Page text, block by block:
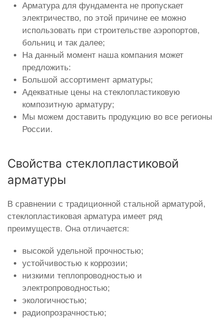
Арматура для фундамента не пропускает
электричество, по этой причине ее можно
использовать при строительстве аэропортов,
больниц и так далее;
На данный момент наша компания может
предложить:
Большой ассортимент арматуры;
Адекватные цены на стеклопластиковую
композитную арматуру;
Мы можем доставить продукцию во все регионы
России.
Свойства стеклопластиковой
арматуры
В сравнении с традиционной стальной арматурой,
стеклопластиковая арматура имеет ряд
преимуществ. Она отличается:
высокой удельной прочностью;
устойчивостью к коррозии;
низкими теплопроводностью и
электропроводностью;
экологичностью;
радиопрозрачностью;